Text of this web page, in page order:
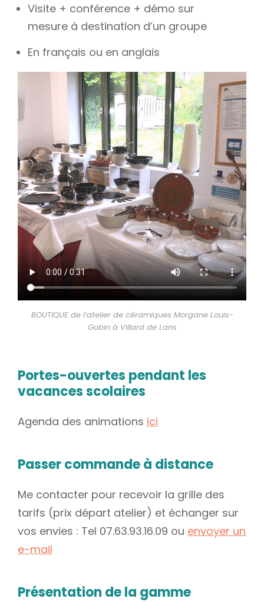
Visite + conférence + démo sur
mesure à destination d’un groupe
En français ou en anglais
BOUTIQUE de l’atelier de céramiques Morgane Louis-
Gobin à Villard de Lans
Portes-ouvertes pendant les
vacances scolaires
Agenda des animations ici
Passer commande à distance
Me contacter pour recevoir la grille des
tarifs (prix départ atelier) et échanger sur
vos envies : Tel 07.63.93.16.09 ou envoyer un
e-mail
Présentation de la gamme